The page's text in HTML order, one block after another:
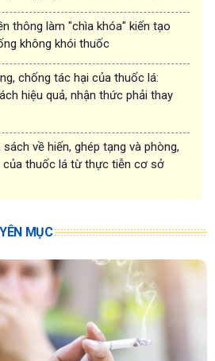
thông làm "chìa khóa" kiến tạo
không khói thuốc
chống tác hại của thuốc lá:
hiệu quả, nhận thức phải thay
về hiến, ghép tạng và phòng,
của thuốc lá từ thực tiễn cơ sở
MỤC